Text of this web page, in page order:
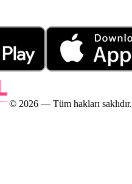
© 2026 — Tüm hakları saklıdır.